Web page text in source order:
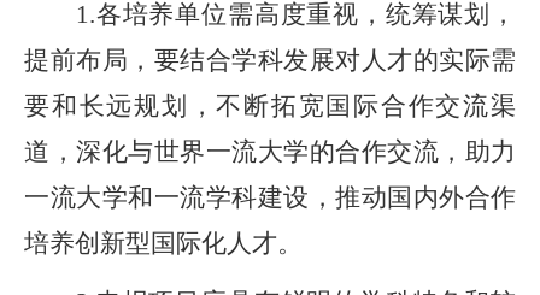
1.各培养单位需高度重视，统筹谋划，
提前布局， 要结合学科发展对人才的实际需
要和长远规划，不断拓宽国际合作交流渠
道，深化与世界一流大学的合作交流，助力
一流大学和一流学科建设，推动国内外合作
培养创新型国际化人才。